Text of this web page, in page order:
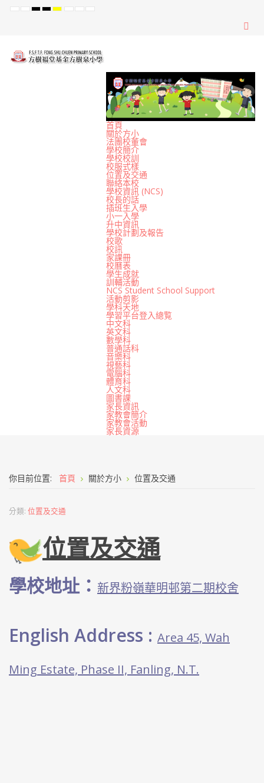
Default
NightHighHighHighSetSetSet
首頁
關於方小
法團校董會
學校簡介
學校校訓
校服式樣
位置及交通
聯絡本校
學校資訊 (NCS)
校長的話
插班生入學
小一入學
升中資訊
學校計劃及報告
校歌
校訊
家課冊
校曆表
學生成就
訓輔活動
NCS Student School Support
活動剪影
學科天地
學習平台登入總覧
中文科
英文科
數學科
普通話科
音樂科
視藝科
電腦科
體育科
人文科
圖書課
家長資訊
家教會簡介
家教會活動
家長資源
你目前位置: 首頁 關於方小 位置及交通
分類: 位置及交通
位置及交通
學校地址： 新界粉嶺華明邨第二期校舍
English Address : Area 45, Wah
Ming Estate, Phase II, Fanling, N.T.